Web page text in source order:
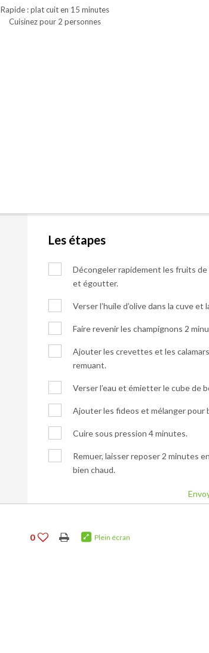
Rapide : plat cuit en 15 minutes
Cuisinez pour 2 personnes
Les étapes
Décongeler rapidement les fruits de
et égoutter.
Verser l’huile d’olive dans la cuve et
Faire revenir les champignons 2
Ajouter les crevettes et les
remuant.
Verser l’eau et émietter le cube de
Ajouter les fideos et mélanger pour
Cuire sous pression 4 minutes.
Remuer, laisser reposer 2 minutes
bien chaud.
0 Plein écran